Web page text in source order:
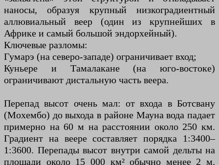
наносы, образуя крупный низкоградиентный
аллювиальный веер (один из крупнейших в
Африке и самый большой эндорхейный).
Ключевые разломы:
Гумарэ (на северо-западе) ограничивает вход;
Куньере и Тамалакане (на юго-востоке)
ограничивают дистальную часть веера.
Перепад высот очень мал: от входа в Ботсвану
(Мохембо) до выхода в районе Мауна вода падает
примерно на 60 м на расстоянии около 250 км.
Градиент на веере составляет порядка 1:3400–
1:3600. Перепады высот внутри самой дельты на
площади около 15 000 км² обычно менее 2 м.